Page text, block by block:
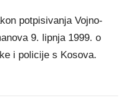
potpisivanja Vojno-
9. lipnja 1999. o
i policije s Kosova.